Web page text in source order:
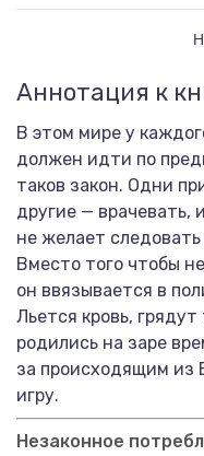
Аннотация к
В этом мире у
должен идти по
таков закон. Одни
другие — врачевать,
не желает
Вместо того чтобы
он ввязывается в
Льется кровь,
родились на заре
за происходящим из
игру.
Незаконное